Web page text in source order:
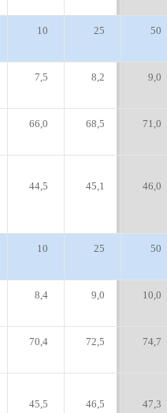
10 25 50
7,5 8,2 9,0
66,0 68,5 71,0
44,5 45,1 46,0
10 25 50
8,4 9,0 10,0
70,4 72,5 74,7
45,5 46,5 47,3